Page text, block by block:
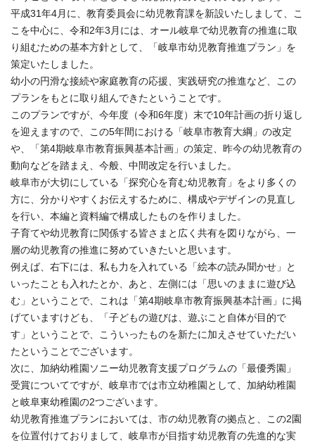
平成31年4月に、教育委員会に幼児教育課を新設いたしまして、こ
こを中心に、令和2年3月には、オール岐阜で幼児教育の推進に取
り組むための基本方針として、「岐阜市幼児教育推進プラン」を
策定いたしました。
幼小の円滑な接続や家庭教育の応援、実践研究の推進など、この
プランをもとに取り組んできたということです。
このプランですが、今年度（令和6年度）末で10年計画の折り返し
を迎えますので、この5年間における「岐阜市教育大綱」の改定
や、「第4期岐阜市教育振興基本計画」の策定、昨今の幼児教育の
動向などを踏まえ、今般、中間改定を行いました。
岐阜市が大切にしている「探究心を育む幼児教育」をより多くの
方に、分かりやすくお伝えするために、構成やデザインの見直し
を行い、本編と資料編で構成したものを作りました。
子育てや幼児教育に関係する皆さまと広く共有を図りながら、一
層の幼児教育の推進に努めていきたいと思います。
例えば、右下には、私も力を入れている「絵本の読み聞かせ」と
いったことも入れたとか、あと、左側には「思いのままに遊び込
む」ということで、これは「第4期岐阜市教育振興基本計画」に掲
げていますけども、「子どもの遊びは、遊ぶこと自体が目的で
す」ということで、こういったものを新たに加えさせていただい
たということでございます。
次に、加納幼稚園ソニー幼児教育支援プログラムの「最優秀園」
受賞についてですが、岐阜市では市立幼稚園として、加納幼稚園
と岐阜東幼稚園の2つございます。
幼児教育推進プランにおいては、市の幼児教育の拠点と、この2園
を位置付けておりまして、岐阜市が目指す幼児教育の先進的な実